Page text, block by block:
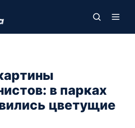
в парках
цветущие